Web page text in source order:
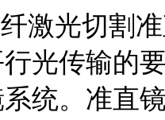
光切割准
光传输的
统。准直